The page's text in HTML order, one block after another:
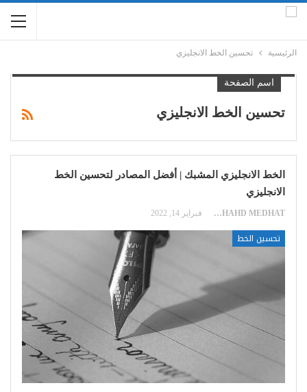
الرئيسية تحسين الخط الانجليزي
اسم الصفحة
تحسين الخط الانجليزي
الخط الانجليزي المشبك | أفضل المصادر لتحسين الخط
الانجليزي
SHAHD MEDHAT فبراير 14, 2022
تحسين الخط